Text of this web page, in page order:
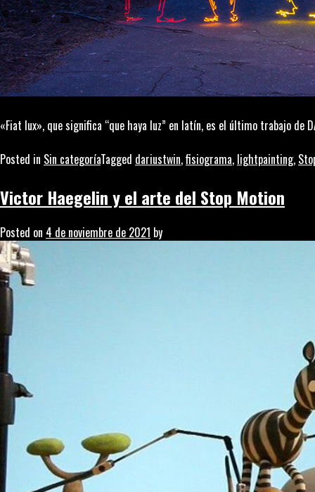
«Fiat lux», que significa “que haya luz” en latín, es el último trabajo
Posted in Sin categoríaTagged dariustwin,fisiograma, lightpainting,
Victor Haegelin y el arte del Stop Motion
Posted on 4 de noviembre de 2021 by